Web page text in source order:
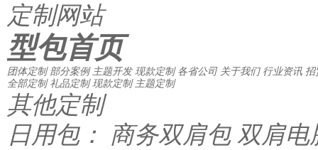
定制网站
型包首页
团体定制 部分案例 主题开发 现款定制 各省公司 关于我们 行业资讯 招
全部定制 礼品定制 现款定制 主题定制
其他定制
日用包：
商务双肩包 双肩电